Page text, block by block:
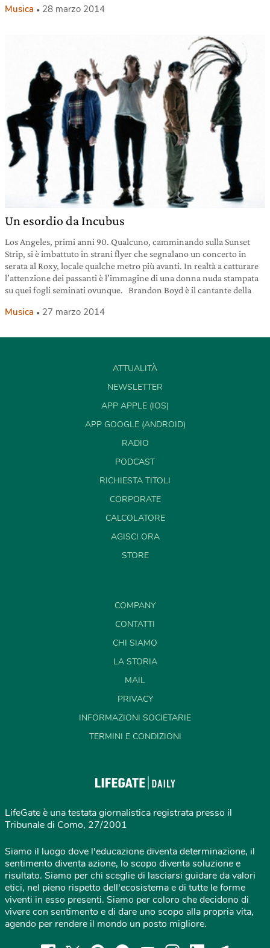
Musica 28 marzo 2014
Un esordio da Incubus
Los Angeles, primi anni 90. Qualcuno, camminando sulla Sunset
Strip, si è imbattuto in strani flyer che segnalano un concerto in
serata al Roxy, locale qualche metro più avanti. In realtà a catturare
l’attenzione dei passanti è l’immagine di una donna nuda stampata
su quei fogli seminati ovunque. Brandon Boyd è il cantante della
Musica 27 marzo 2014
ATTUALITÀ
NEWSLETTER
APP APPLE (IOS)
APP GOOGLE (ANDROID)
RADIO
PODCAST
RICHIESTA TITOLI
CORPORATE
CALCOLATORE
AGISCI ORA
STORE
COMPANY
CONTATTI
CHI SIAMO
LA STORIA
MAIL
PRIVACY
INFORMAZIONI SOCIETARIE
TERMINI E CONDIZIONI
LifeGate è una testata giornalistica registrata presso il
Tribunale di Como, 27/2001
Siamo il luogo dove l'educazione diventa determinazione, il
sentimento diventa azione, lo scopo diventa soluzione e
risultato. Siamo per chi sceglie di lasciarsi guidare da valori
etici, nel pieno rispetto dell'ecosistema e di tutte le forme
viventi in esso presenti. Siamo per coloro che decidono di
vivere con sentimento e di dare uno scopo alla propria vita,
agendo per rendere il mondo un posto migliore.